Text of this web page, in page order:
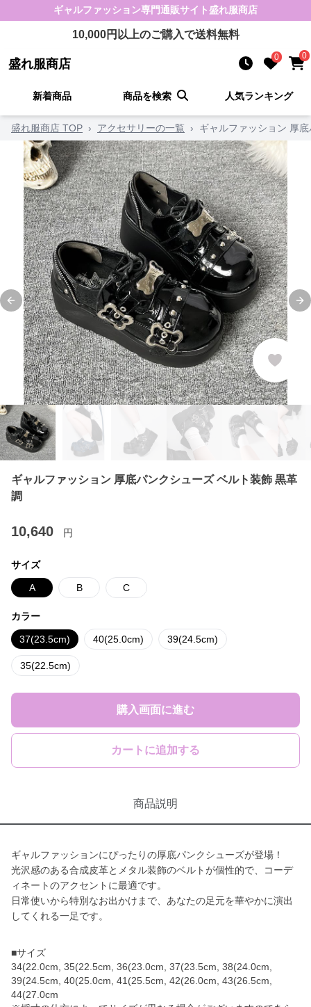
ギャルファッション専門通販サイト盛れ服商店
10,000円以上のご購入で送料無料
盛れ服商店 0 0
新着商品 商品を検索 人気ランキング
盛れ服商店 TOP › アクセサリーの一覧 › ギャルファッション 厚
Previous slide
ギャルファッション 厚底パンクシューズ ベルト装飾 黒革
調
10,640 円
サイズ
A B C
カラー
37(23.5cm) 40(25.0cm) 39(24.5cm)
35(22.5cm)
購入画面に進む
カートに追加する
商品説明
ギャルファッションにぴったりの厚底パンクシューズが登場！
光沢感のある合成皮革とメタル装飾のベルトが個性的で、コーデ
ィネートのアクセントに最適です。
日常使いから特別なお出かけまで、あなたの足元を華やかに演出
してくれる一足です。
■サイズ
34(22.0cm, 35(22.5cm, 36(23.0cm, 37(23.5cm, 38(24.0cm,
39(24.5cm, 40(25.0cm, 41(25.5cm, 42(26.0cm, 43(26.5cm,
44(27.0cm